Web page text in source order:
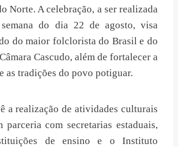
Norte. A celebração, a ser realizada
semana do dia 22 de agosto, visa
do maior folclorista do Brasil e do
Cascudo, além de fortalecer a
as tradições do povo potiguar.
a realização de atividades culturais
parceria com secretarias estaduais,
de ensino e o Instituto